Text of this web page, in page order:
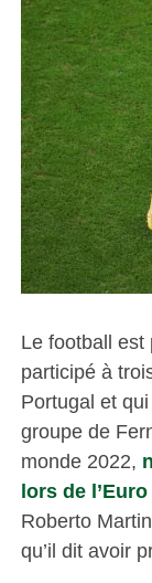
Le football est
participé à
Portugal et
groupe de
monde 2022,
lors de l’Euro
Roberto
qu’il dit avoir